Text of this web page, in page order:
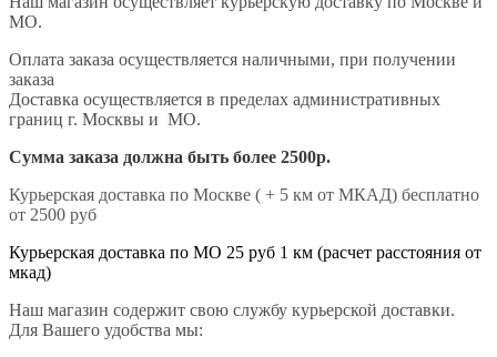
МО.
Оплата заказа осуществляется наличными, при получении
заказа
Доставка осуществляется в пределах административных
границ г. Москвы и МО.
Сумма заказа должна быть более 2500р.
Курьерская доставка по Москве ( + 5 км от МКАД) бесплатно
от 2500 руб
Курьерская доставка по МО 25 руб 1 км (расчет расстояния от
мкад)
Наш магазин содержит свою службу курьерской доставки.
Для Вашего удобства мы: